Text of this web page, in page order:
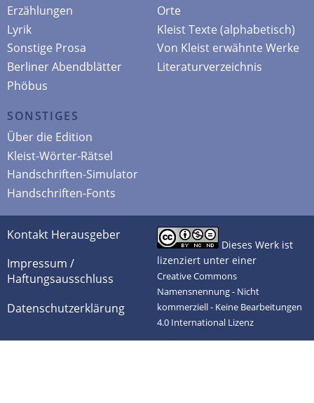
Erzählungen
Lyrik
Sonstige Prosa
Berliner Abendblätter
Phöbus
Orte
Kleist Texte (alphabetisch)
Von Kleist erwähnte Werke
Literaturverzeichnis
SONSTIGES
Über die Edition
Kleist-Wörter-Rätsel
Handschriften-Simulator
Handschriften-Fonts
Kontakt Herausgeber
Impressum /
Haftungsausschluss
Datenschutzerklärung
Dieses Werk ist
lizenziert unter einer
Creative Commons
Namensnennung - Nicht
kommerziell - Keine Bearbeitungen
4.0 International Lizenz